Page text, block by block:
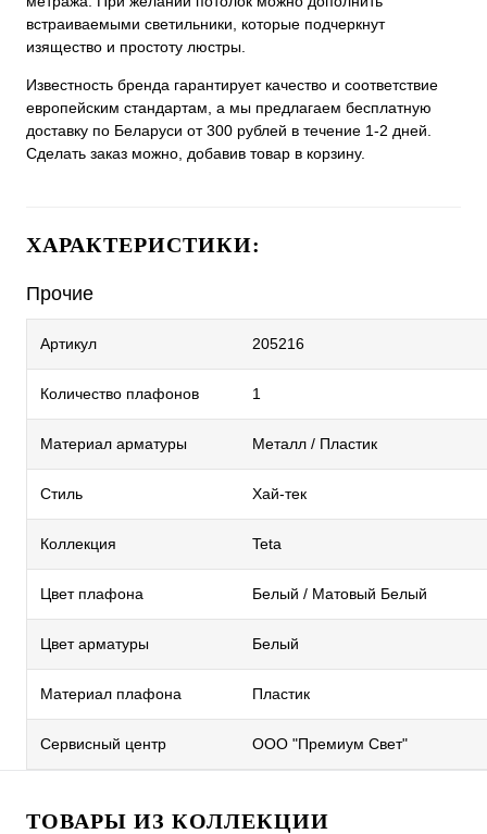
встраиваемыми светильники, которые подчеркнут
изящество и простоту люстры.
Известность бренда гарантирует качество и соответствие
европейским стандартам, а мы предлагаем бесплатную
доставку по Беларуси от 300 рублей в течение 1-2 дней.
Сделать заказ можно, добавив товар в корзину.
ХАРАКТЕРИСТИКИ:
Прочие
Артикул 205216
Количество плафонов 1
Материал арматуры Металл / Пластик
Стиль Хай-тек
Коллекция Teta
Цвет плафона Белый / Матовый Белый
Цвет арматуры Белый
Материал плафона Пластик
Сервисный центр ООО "Премиум Свет"
ТОВАРЫ ИЗ КОЛЛЕКЦИИ